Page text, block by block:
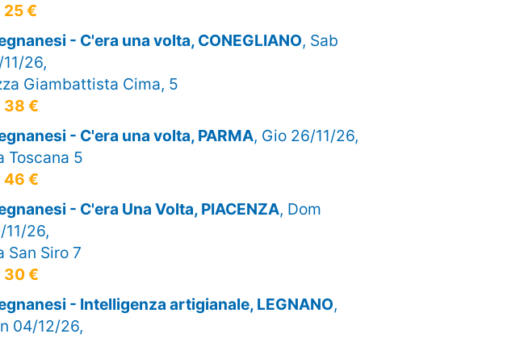
25 €
- C'era una volta, CONEGLIANO, Sab
26,
Giambattista Cima, 5
38 €
- C'era una volta, PARMA, Gio 26/11/26,
Toscana 5
46 €
- C'era Una Volta, PIACENZA, Dom
11/26,
San Siro 7
30 €
- Intelligenza artigianale, LEGNANO,
04/12/26,